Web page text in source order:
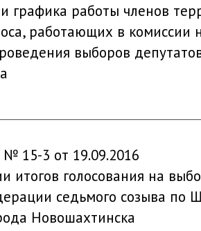
графика работы членов
работающих в комиссии
выборов
15-3 от 19.09.2016
итогов голосования на
седьмого созыва
Новошахтинска